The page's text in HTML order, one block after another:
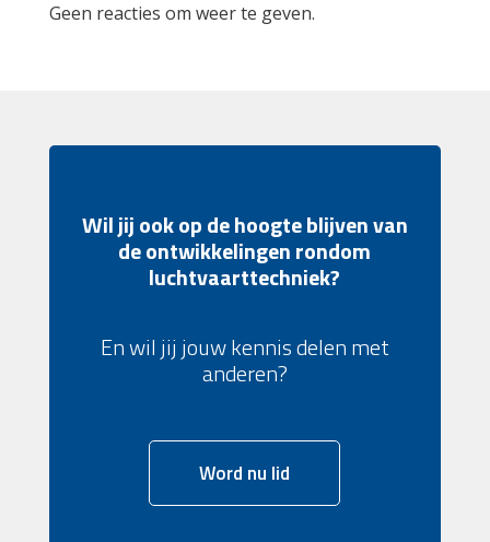
Geen reacties om weer te geven.
Wil jij ook op de hoogte blijven van
de ontwikkelingen rondom
luchtvaarttechniek?
En wil jij jouw kennis delen met
anderen?
Word nu lid